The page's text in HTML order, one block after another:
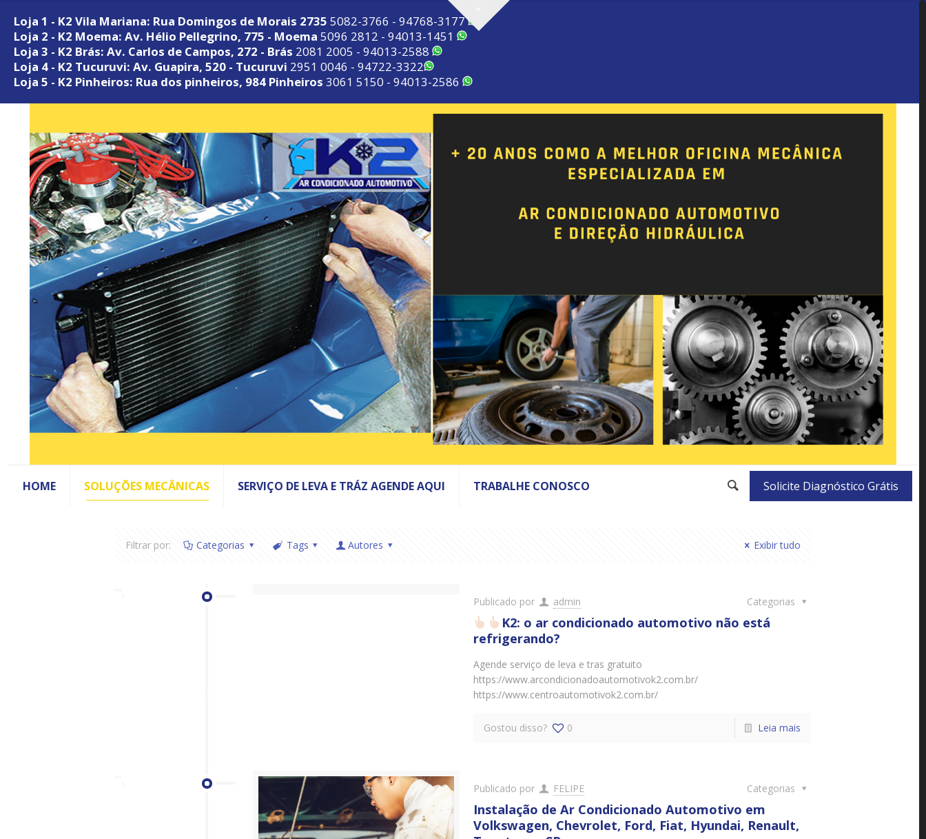
Loja 1 - K2 Vila Mariana: Rua Domingos de Morais 2735 5082-3766 - 94768-3177
Loja 2 - K2 Moema: Av. Hélio Pellegrino, 775 - Moema 5096 2812 - 94013-1451
Loja 3 - K2 Brás: Av. Carlos de Campos, 272 - Brás 2081 2005 - 94013-2588
Loja 4 - K2 Tucuruvi: Av. Guapira, 520 - Tucuruvi 2951 0046 - 94722-3322
Loja 5 - K2 Pinheiros: Rua dos pinheiros, 984 Pinheiros 3061 5150 - 94013-2586
HOME SOLUÇÕES MECÂNICAS SERVIÇO DE LEVA E TRÁZ AGENDE AQUI TRABALHE CONOSCO Solicite Diagnóstico Grátis
Filtrar por: Categorias Tags Autores Exibir tudo
Publicado por admin Categorias
K2: o ar condicionado automotivo não está
refrigerando?
Agende serviço de leva e tras gratuito
https://www.arcondicionadoautomotivok2.com.br/
https://www.centroautomotivok2.com.br/
Gostou disso? 0 Leia mais
Publicado por FELIPE Categorias
Instalação de Ar Condicionado Automotivo em
Volkswagen, Chevrolet, Ford, Fiat, Hyundai, Renault,